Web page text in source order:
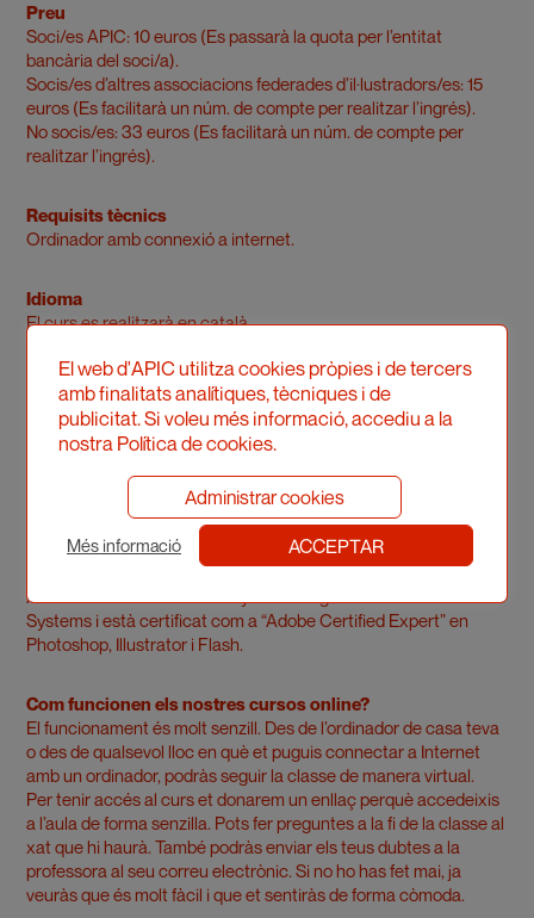
Preu
Soci/es APIC: 10 euros (Es passarà la quota per l’entitat
bancària del soci/a).
Socis/es d’altres associacions federades d’il·lustradors/es: 15
euros (Es facilitarà un núm. de compte per realitzar l’ingrés).
No socis/es: 33 euros (Es facilitarà un núm. de compte per
realitzar l’ingrés).
Requisits tècnics
Ordinador amb connexió a internet.
Idioma
El curs es realitzarà en català.
Professor
Toni Lirio. Llicenciat en Belles Arts i diplomat en teoria i crítica
d’art contemporani. Ha desenvolupat la seva carrera al voltant
de les tecnologies multimèdia aplicades a l’entorn gràfic i
creatiu i en aquesta àrea ha col·laborat amb fabricants com ara
Apple, Adobe, Macromedia, Quark, Wacom, DAZ 3D o
Metacreations. La seva experiència docent en tecnologia
multimèdia arranca l’any 1992 i ha impartit classes i xerrades
amb moltes universitats de l’estat espanyol i portuguès.
Actualment treballa com a Systems Engineer en Adobe
Systems i està certificat com a “Adobe Certified Expert” en
Photoshop, Illustrator i Flash.
Com funcionen els nostres cursos online?
El funcionament és molt senzill. Des de l’ordinador de casa teva
o des de qualsevol lloc en què et puguis connectar a Internet
amb un ordinador, podràs seguir la classe de manera virtual.
Per tenir accés al curs et donarem un enllaç perquè accedeixis
a l’aula de forma senzilla. Pots fer preguntes a la fi de la classe al
xat que hi haurà. També podràs enviar els teus dubtes a la
professora al seu correu electrònic. Si no ho has fet mai, ja
veuràs que és molt fàcil i que et sentiràs de forma còmoda.
El web d'APIC utilitza cookies pròpies i de tercers
amb finalitats analítiques, tècniques i de
publicitat. Si voleu més informació, accediu a la
nostra Política de cookies.
Administrar cookies
Més informació ACCEPTAR